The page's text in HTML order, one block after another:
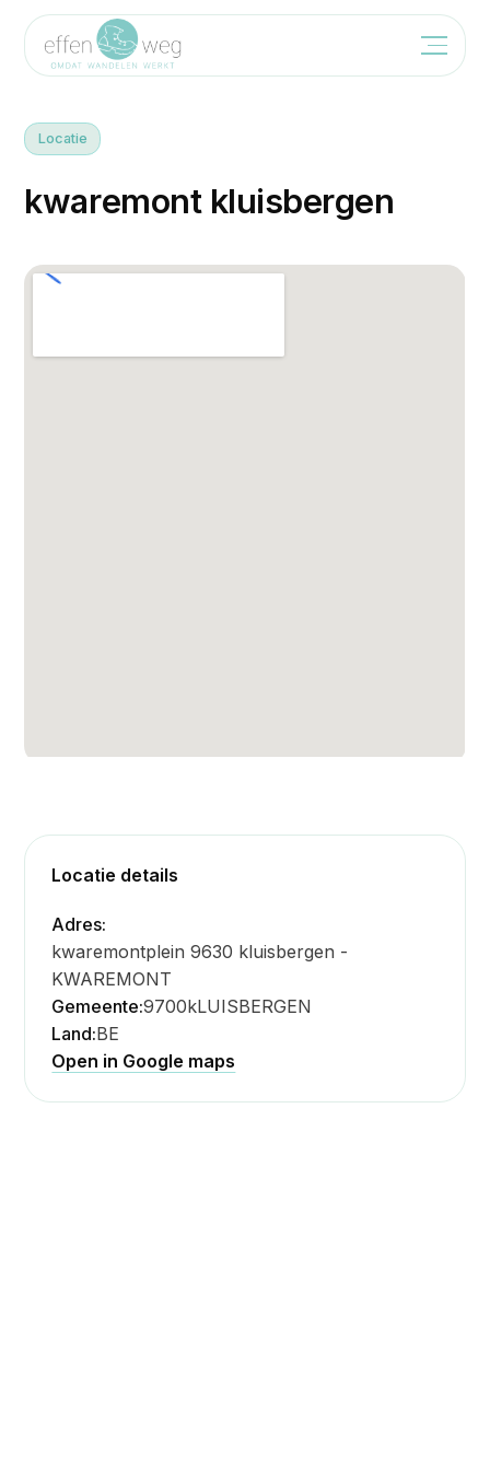
Locatie
kwaremont kluisbergen
Locatie details
Adres:
kwaremontplein 9630 kluisbergen -
KWAREMONT
Gemeente:9700kLUISBERGEN
Land:BE
Open in Google maps